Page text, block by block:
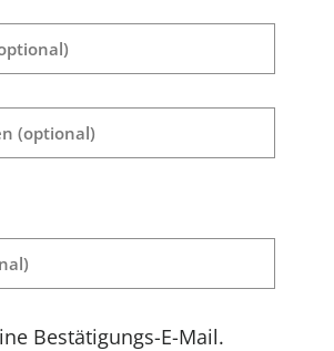
(optional)
Bestätigungs-E-Mail.